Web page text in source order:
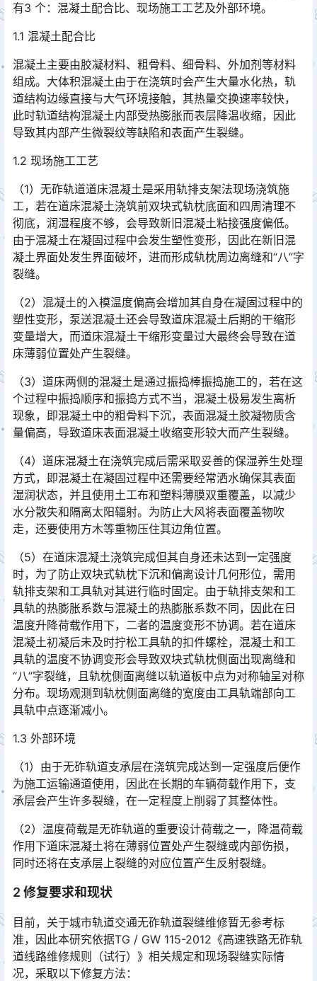
有3 个：混凝土配合比、现场施工工艺及外部环境。
1.1 混凝土配合比
混凝土主要由胶凝材料、粗骨料、细骨料、外加剂等材料
组成。大体积混凝土由于在浇筑时会产生大量水化热，轨
道结构边缘直接与大气环境接触，其热量交换速率较快，
此时轨道结构混凝土内部受热膨胀而表层降温收缩，因此
导致其内部产生微裂纹等缺陷和表面产生裂缝。󠅅󠅃󠄵󠅂󠄪󠇖󠆨󠆨󠇕󠆞󠆒󠅬󠇘󠆭󠆘󠇙󠆝󠅵󠇗󠆭󠆁󠄐󠇗󠅹󠅸󠇖󠆍󠅳󠇖󠅹󠅰󠇖󠆌󠅹
1.2 现场施工工艺
（1）无砟轨道道床混凝土是采用轨排支架法现场浇筑施
工，若在道床混凝土浇筑前双块式轨枕底面和四周清理不
彻底，润湿程度不够，会导致新旧混凝土粘接强度偏低。
由于混凝土在凝固过程中会发生塑性变形，因此在新旧混
凝土界面处发生界面破坏，进而形成轨枕周边离缝和“八”字
裂缝。󠅅󠅃󠄵󠅂󠄪󠇖󠆨󠆨󠇕󠆞󠆒󠅬󠇘󠆭󠆘󠇙󠆝󠅵󠇗󠆭󠆁󠄐󠇗󠅹󠅸󠇖󠆍󠅳󠇖󠅹󠅰󠇖󠆌󠅹
（2）混凝土的入模温度偏高会增加其自身在凝固过程中的
塑性变形，泵送混凝土还会导致道床混凝土后期的干缩形
变量增大，而道床混凝土干缩形变量过大最终会导致在道
床薄弱位置处产生裂缝。󠅅󠅃󠄵󠅂󠄪󠇖󠆨󠆨󠇕󠆞󠆒󠅬󠇘󠆭󠆘󠇙󠆝󠅵󠇗󠆭󠆁󠄐󠇗󠅹󠅸󠇖󠆍󠅳󠇖󠅹󠅰󠇖󠆌󠅹
（3）道床两侧的混凝土是通过振捣棒振捣施工的，若在这
个过程中振捣顺序和振捣方式不当，混凝土极易发生离析
现象，即混凝土中的粗骨料下沉，表面混凝土胶凝物质含
量偏高，导致道床表面混凝土收缩变形较大而产生裂缝。󠅅󠅃󠄵󠅂󠄪󠇖󠆨󠆨󠇕󠆞󠆒󠅬󠇘󠆭󠆘󠇙󠆝󠅵󠇗󠆭󠆁󠄐󠇗󠅹󠅸󠇖󠆍󠅳󠇖󠅹󠅰󠇖󠆌󠅹
（4）道床混凝土在浇筑完成后需采取妥善的保湿养生处理
方式，即混凝土在凝固过程中还需要经常洒水确保其表面
湿润状态，并且使用土工布和塑料薄膜双重覆盖，以减少
水分散失和隔离太阳辐射。为防止大风将表面覆盖物吹
走，还要使用方木等重物压住其边角位置。󠅅󠅃󠄵󠅂󠄪󠇖󠆨󠆨󠇕󠆞󠆒󠅬󠇘󠆭󠆘󠇙󠆝󠅵󠇗󠆭󠆁󠄐󠇗󠅹󠅸󠇖󠆍󠅳󠇖󠅹󠅰󠇖󠆌󠅹
（5）在道床混凝土浇筑完成但其自身还未达到一定强度
时，为了防止双块式轨枕下沉和偏离设计几何形位，需用
轨排支架和工具轨对其进行临时固定。由于轨排支架和工
具轨的热膨胀系数与混凝土的热膨胀系数不同，因此在日
温度升降荷载作用下，二者的温度变形不协调。若在道床
混凝土初凝后未及时拧松工具轨的扣件螺栓，混凝土和工
具轨的温度不协调变形会导致双块式轨枕侧面出现离缝和
“八”字裂缝，且轨枕侧面离缝以轨道板中点为对称轴呈对称
分布。现场观测到轨枕侧面离缝的宽度由工具轨端部向工
具轨中点逐渐减小。󠅅󠅃󠄵󠅂󠄪󠇖󠆨󠆨󠇕󠆞󠆒󠅬󠇘󠆭󠆘󠇙󠆝󠅵󠇗󠆭󠆁󠄐󠇗󠅹󠅸󠇖󠆍󠅳󠇖󠅹󠅰󠇖󠆌󠅹
1.3 外部环境
（1）由于无砟轨道支承层在浇筑完成达到一定强度后便作
为施工运输通道使用，因此在长期的车辆荷载作用下，支
承层会产生许多裂缝，在一定程度上削弱了其整体性。
（2）温度荷载是无砟轨道的重要设计荷载之一，降温荷载
作用下道床混凝土将在薄弱位置处产生裂缝或内部伤损，
同时还将在支承层上裂缝的对应位置产生反射裂缝。
2 修复要求和现状
目前，关于城市轨道交通无砟轨道裂缝维修暂无参考标
准，因此本研究依据TG / GW 115-2012《高速铁路无砟轨
道线路维修规则（试行）》相关规定和现场裂缝实际情
况，采取以下修复方法：󠅅󠅃󠄵󠅂󠄪󠇖󠆨󠆨󠇕󠆞󠆒󠅬󠇘󠆭󠆘󠇙󠆝󠅵󠇗󠆭󠆁󠄐󠇗󠅹󠅸󠇖󠆍󠅳󠇖󠅹󠅰󠇖󠆌󠅹